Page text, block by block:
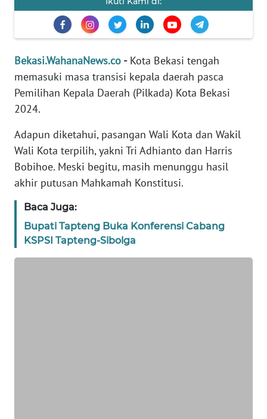
Bekasi.WahanaNews.co -Kota Bekasi tengah
memasuki masa transisi kepala daerah pasca
Pemilihan Kepala Daerah (Pilkada) Kota Bekasi
2024.
Adapun diketahui, pasangan Wali Kota dan Wakil
Wali Kota terpilih, yakni Tri Adhianto dan Harris
Bobihoe. Meski begitu, masih menunggu hasil
akhir putusan Mahkamah Konstitusi.
Baca Juga:
Bupati Tapteng Buka Konferensi Cabang
KSPSI Tapteng-Sibolga
REDAKSI
DISCLAIMER
Wahana
Regional
SUMUT
WN
JABAR